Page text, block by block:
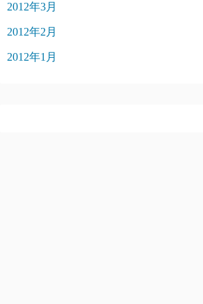
2012年3月
2012年2月
2012年1月